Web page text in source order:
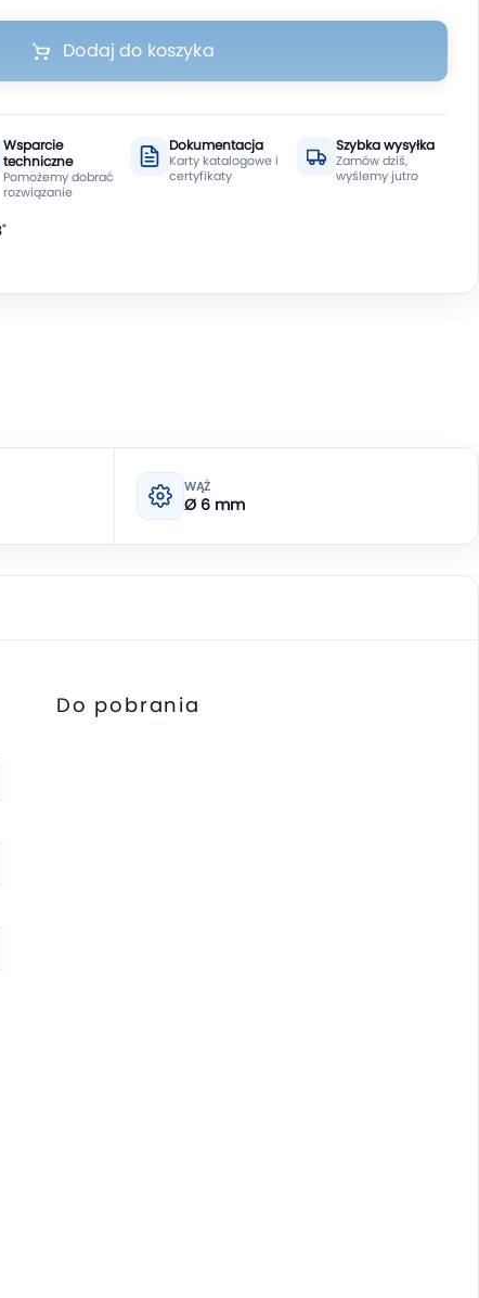
Dodaj do koszyka
Wsparcie
techniczne
Pomożemy dobrać
rozwiązanie
Dokumentacja
Karty katalogowe i
certyfikaty
Szybka wysyłka
Zamów dziś,
wyślemy jutro
WĄŻ
Ø 6 mm
Do pobrania